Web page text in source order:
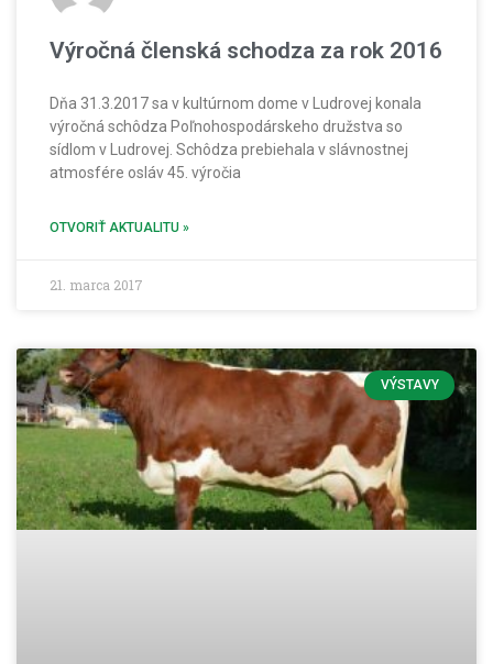
Výročná členská schodza za rok 2016
Dňa 31.3.2017 sa v kultúrnom dome v Ludrovej konala
výročná schôdza Poľnohospodárskeho družstva so
sídlom v Ludrovej. Schôdza prebiehala v slávnostnej
atmosfére osláv 45. výročia
OTVORIŤ AKTUALITU »
21. marca 2017
VÝSTAVY